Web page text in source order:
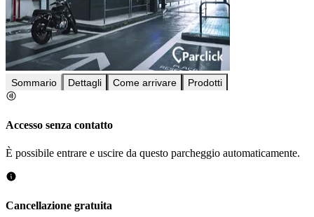
Sommario Dettagli Come arrivare Prodotti
Accesso senza contatto
È possibile entrare e uscire da questo parcheggio automaticamente.
Cancellazione gratuita